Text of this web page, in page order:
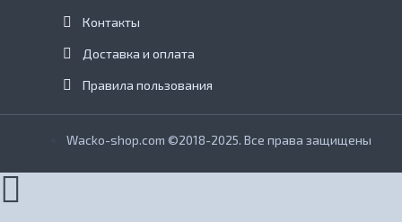
Контакты
Доставка и оплата
Правила пользования
Wacko-shop.com ©2018-2025. Все права защищены